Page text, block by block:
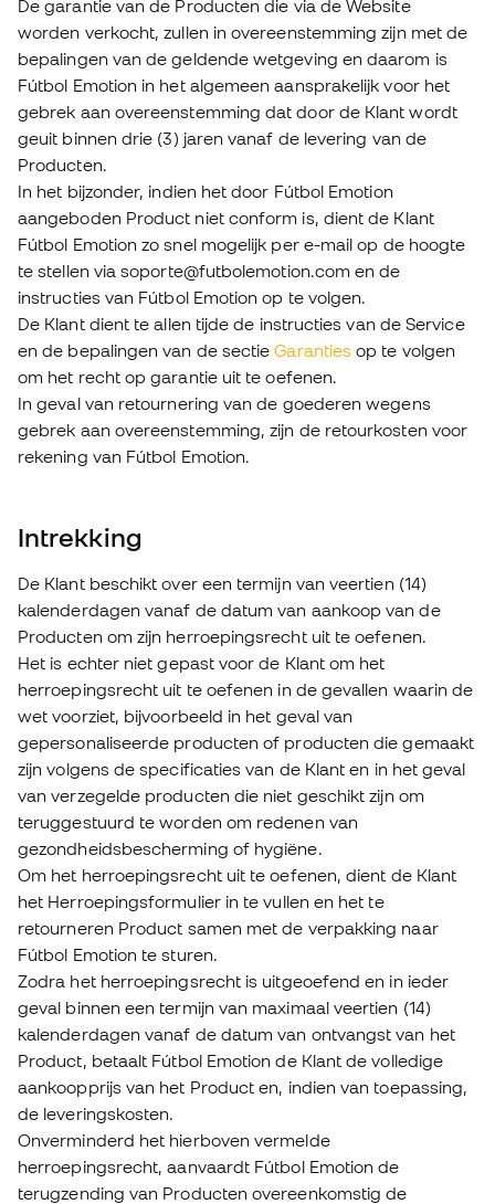
De garantie van de Producten die via de Website
worden verkocht, zullen in overeenstemming zijn met de
bepalingen van de geldende wetgeving en daarom is
Fútbol Emotion in het algemeen aansprakelijk voor het
gebrek aan overeenstemming dat door de Klant wordt
geuit binnen drie (3) jaren vanaf de levering van de
Producten.
In het bijzonder, indien het door Fútbol Emotion
aangeboden Product niet conform is, dient de Klant
Fútbol Emotion zo snel mogelijk per e-mail op de hoogte
te stellen via soporte@futbolemotion.com en de
instructies van Fútbol Emotion op te volgen.
De Klant dient te allen tijde de instructies van de Service
en de bepalingen van de sectieGaranties op te volgen
om het recht op garantie uit te oefenen.
In geval van retournering van de goederen wegens
gebrek aan overeenstemming, zijn de retourkosten voor
rekening van Fútbol Emotion.
Intrekking
De Klant beschikt over een termijn van veertien (14)
kalenderdagen vanaf de datum van aankoop van de
Producten om zijn herroepingsrecht uit te oefenen.
Het is echter niet gepast voor de Klant om het
herroepingsrecht uit te oefenen in de gevallen waarin de
wet voorziet, bijvoorbeeld in het geval van
gepersonaliseerde producten of producten die gemaakt
zijn volgens de specificaties van de Klant en in het geval
van verzegelde producten die niet geschikt zijn om
teruggestuurd te worden om redenen van
gezondheidsbescherming of hygiëne.
Om het herroepingsrecht uit te oefenen, dient de Klant
het Herroepingsformulier in te vullen en het te
retourneren Product samen met de verpakking naar
Fútbol Emotion te sturen.
Zodra het herroepingsrecht is uitgeoefend en in ieder
geval binnen een termijn van maximaal veertien (14)
kalenderdagen vanaf de datum van ontvangst van het
Product, betaalt Fútbol Emotion de Klant de volledige
aankoopprijs van het Product en, indien van toepassing,
de leveringskosten.
Onverminderd het hierboven vermelde
herroepingsrecht, aanvaardt Fútbol Emotion de
terugzending van Producten overeenkomstig de